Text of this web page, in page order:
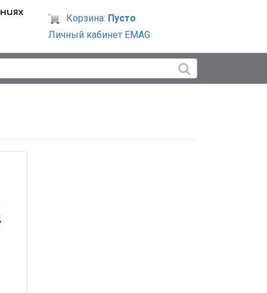
Корзина: Пусто
Личный кабинет EMAG